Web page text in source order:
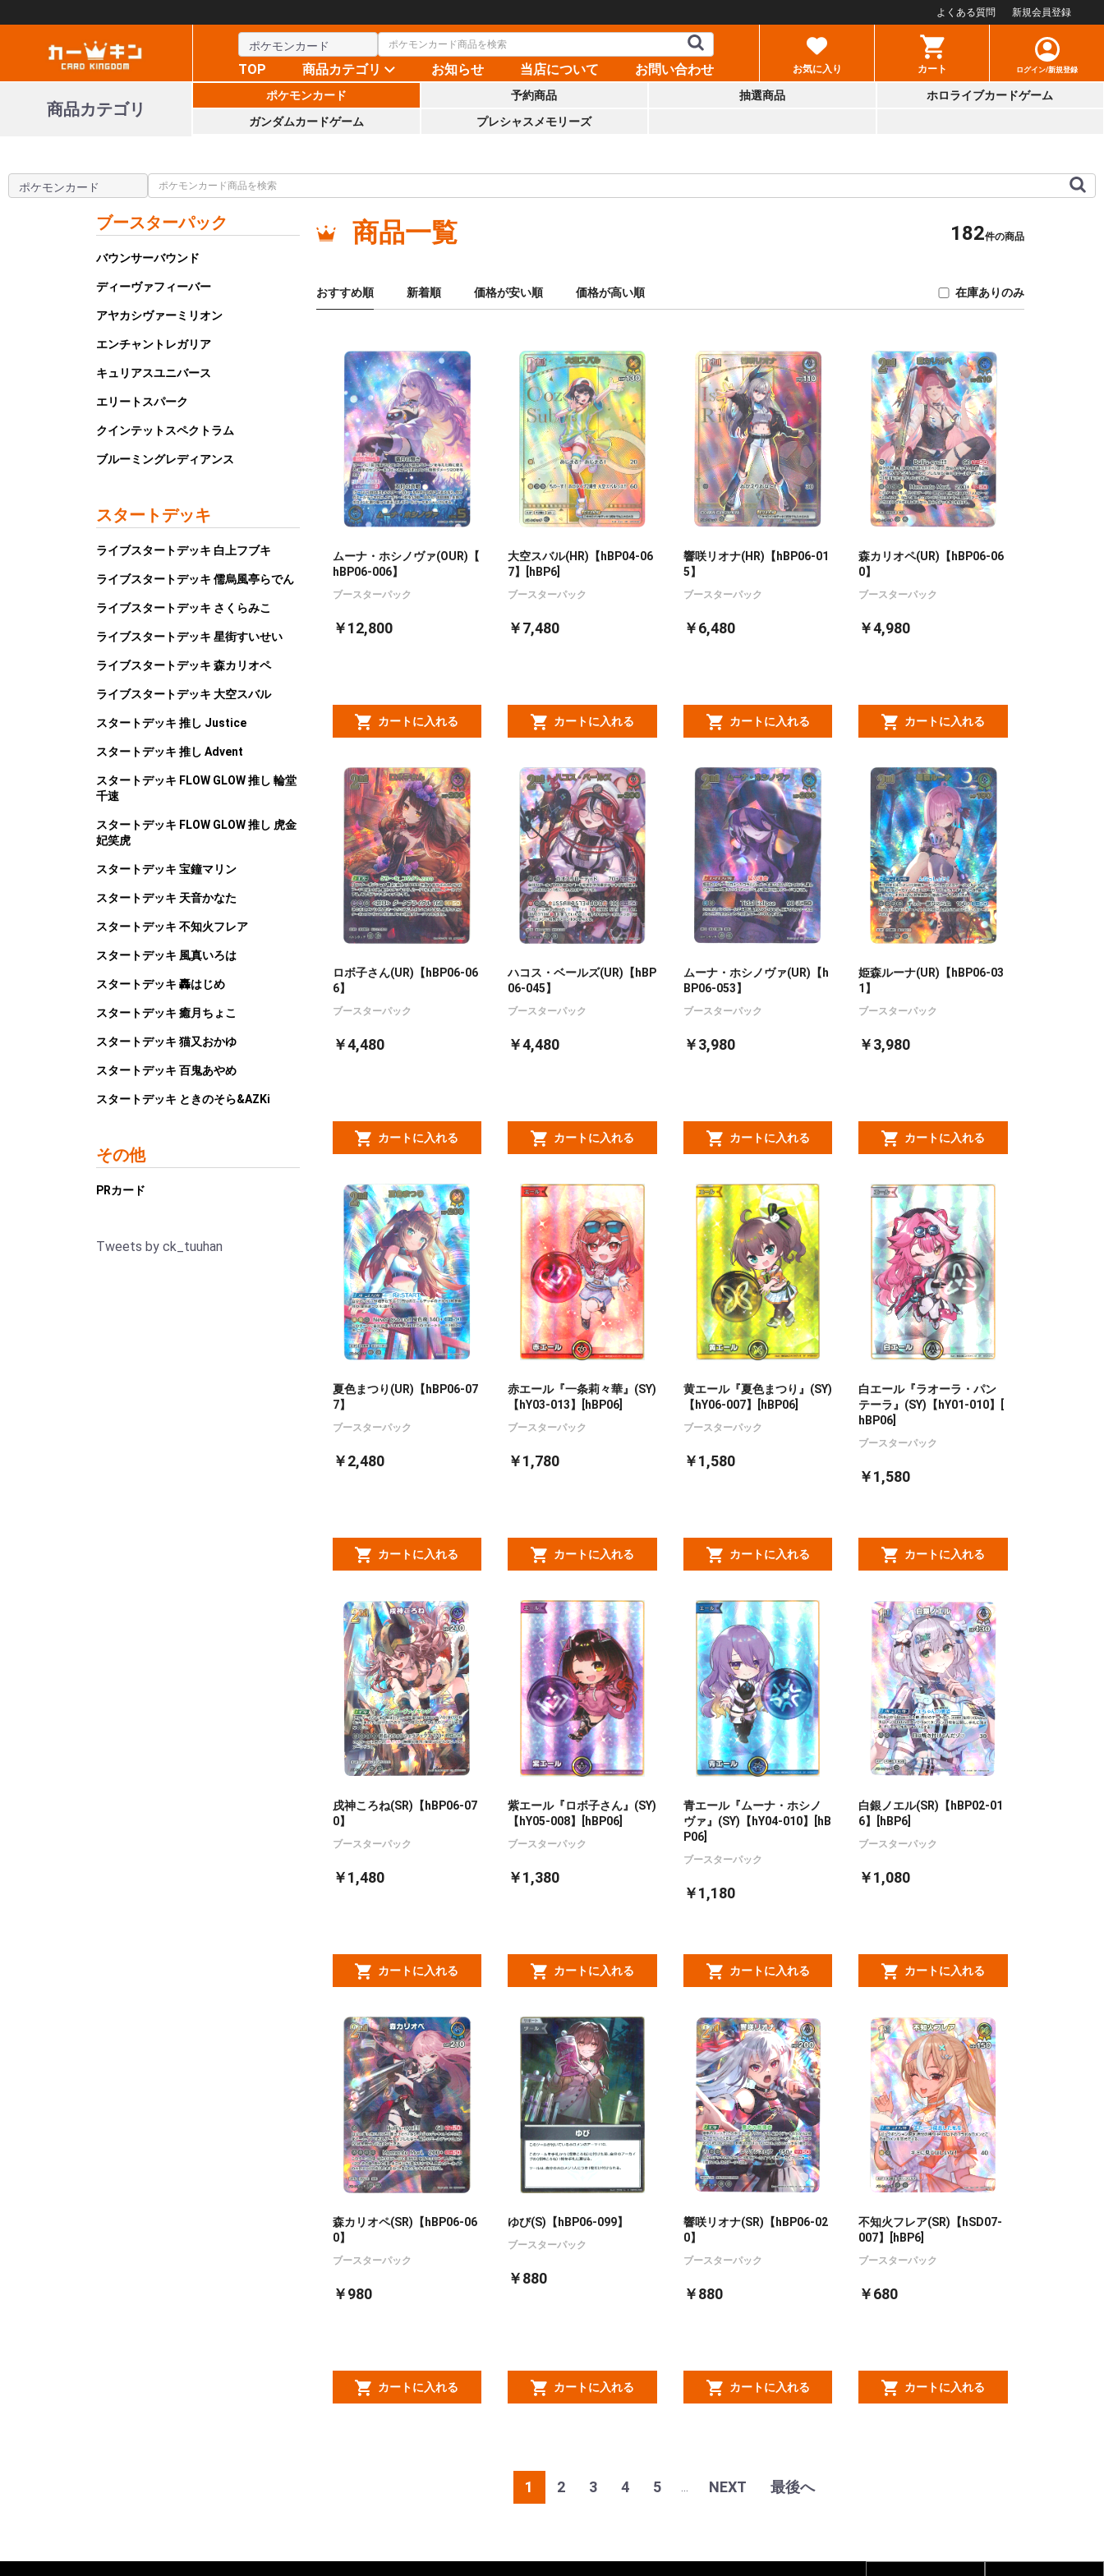
よくある質問 新規会員登録
TOP 商品カテゴリ お知らせ 当店について お問い合わせ お気に入り カート ログイン/新規登録
商品カテゴリ
ポケモンカード 予約商品 抽選商品
ホロライブカードゲーム
ガンダムカードゲーム
プレシャスメモリーズ
ブースターパック
バウンサーバウンド
ディーヴァフィーバー
アヤカシヴァーミリオン
エンチャントレガリア
キュリアスユニバース
エリートスパーク
クインテットスペクトラム
ブルーミングレディアンス
スタートデッキ
ライブスタートデッキ 白上フブキ
ライブスタートデッキ 儒烏風亭らでん
ライブスタートデッキ さくらみこ
ライブスタートデッキ 星街すいせい
ライブスタートデッキ 森カリオペ
ライブスタートデッキ 大空スバル
スタートデッキ 推し Justice
スタートデッキ 推し Advent
スタートデッキ FLOW GLOW 推し 輪堂
千速
スタートデッキ FLOW GLOW 推し 虎金
妃笑虎
スタートデッキ 宝鐘マリン
スタートデッキ 天音かなた
スタートデッキ 不知火フレア
スタートデッキ 風真いろは
スタートデッキ 轟はじめ
スタートデッキ 癒月ちょこ
スタートデッキ 猫又おかゆ
スタートデッキ 百鬼あやめ
スタートデッキ ときのそら&AZKi
その他
PRカード
Tweets by ck_tuuhan
商品一覧 182件の商品
おすすめ順 新着順 価格が安い順 価格が高い順 在庫ありのみ
ムーナ・ホシノヴァ(OUR)【
hBP06-006】
ブースターパック
￥12,800
カートに入れる
大空スバル(HR)【hBP04-06
7】[hBP6]
ブースターパック
￥7,480
カートに入れる
響咲リオナ(HR)【hBP06-01
5】
ブースターパック
￥6,480
カートに入れる
森カリオペ(UR)【hBP06-06
0】
ブースターパック
￥4,980
カートに入れる
ロボ子さん(UR)【hBP06-06
6】
ブースターパック
￥4,480
カートに入れる
ハコス・ベールズ(UR)【hBP
06-045】
ブースターパック
￥4,480
カートに入れる
ムーナ・ホシノヴァ(UR)【h
BP06-053】
ブースターパック
￥3,980
カートに入れる
姫森ルーナ(UR)【hBP06-03
1】
ブースターパック
￥3,980
カートに入れる
夏色まつり(UR)【hBP06-07
7】
ブースターパック
￥2,480
カートに入れる
赤エール『一条莉々華』(SY)
【hY03-013】[hBP06]
ブースターパック
￥1,780
カートに入れる
黄エール『夏色まつり』(SY)
【hY06-007】[hBP06]
ブースターパック
￥1,580
カートに入れる
白エール『ラオーラ・パン
テーラ』(SY)【hY01-010】[
hBP06]
ブースターパック
￥1,580
カートに入れる
戌神ころね(SR)【hBP06-07
0】
ブースターパック
￥1,480
カートに入れる
紫エール『ロボ子さん』(SY)
【hY05-008】[hBP06]
ブースターパック
￥1,380
カートに入れる
青エール『ムーナ・ホシノ
ヴァ』(SY)【hY04-010】[hB
P06]
ブースターパック
￥1,180
カートに入れる
白銀ノエル(SR)【hBP02-01
6】[hBP6]
ブースターパック
￥1,080
カートに入れる
森カリオペ(SR)【hBP06-06
0】
ブースターパック
￥980
カートに入れる
ゆび(S)【hBP06-099】
ブースターパック
￥880
カートに入れる
響咲リオナ(SR)【hBP06-02
0】
ブースターパック
￥880
カートに入れる
不知火フレア(SR)【hSD07-
007】[hBP6]
ブースターパック
￥680
カートに入れる
1 2 3 4 5 NEXT 最後へ